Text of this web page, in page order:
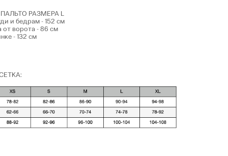
РАЗМЕРА L
и бедрам - 152 см
от ворота - 86 см
- 132 см